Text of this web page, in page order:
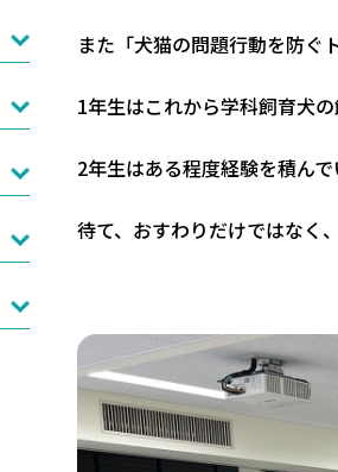
また「犬猫の問題行動を防ぐ
1年生はこれから学科飼育犬
2年生はある程度経験を積ん
待て、おすわりだけではなく